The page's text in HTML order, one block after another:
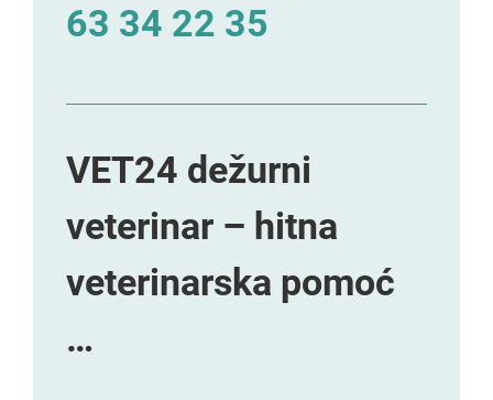
63 34 22 35
VET24 dežurni
veterinar – hitna
veterinarska pomoć
…